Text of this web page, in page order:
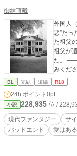
御結頂戴
外国人
悪”だ
た祖父
祖父が
た。 ―――――― ※必ず「はじめに」の注意書きをお読
みく
BL 完結 短編 R18
24h.ポイント 0pt
小説 228,935 位 /
現代ファンタジー サ
バッドエンド
愛はある